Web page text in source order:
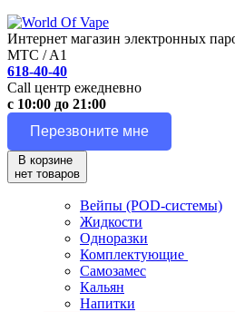
Интернет магазин электронных
MTC / A1
618-40-40
Call центр ежедневно
с 10:00 до 21:00
Перезвоните мне
В корзине
нет товаров
Вейпы (POD-системы)
Жидкости
Одноразки
Комплектующие
Самозамес
Кальян
Напитки